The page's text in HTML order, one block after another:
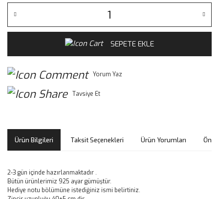
SEPETE EKLE
Yorum Yaz
Tavsiye Et
Ürün Bilgileri Taksit Seçenekleri Ürün Yorumları
2-3 gün içinde hazırlanmaktadır .
Bütün ürünlerimiz 925 ayar gümüştür.
Hediye notu bölümüne istediğiniz ismi belirtiniz.